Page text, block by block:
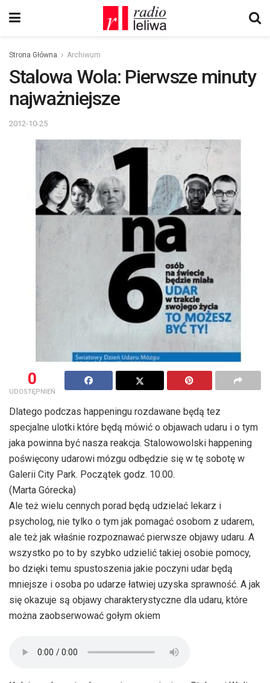
Strona Główna Archiwum
Stalowa Wola: Pierwsze minuty
najważniejsze
2012-10-25
0
UDOSTĘPNIEŃ
Dlatego podczas happeningu rozdawane będą tez
specjalne ulotki które będą mówić o objawach udaru i o tym
jaka powinna być nasza reakcja. Stalowowolski happening
poświęcony udarowi mózgu odbędzie się w tę sobotę w
Galerii City Park. Początek godz. 10.00.
(Marta Górecka)
Ale też wielu cennych porad będą udzielać lekarz i
psycholog, nie tylko o tym jak pomagać osobom z udarem,
ale też jak właśnie rozpoznawać pierwsze objawy udaru. A
wszystko po to by szybko udzielić takiej osobie pomocy,
bo dzięki temu spustoszenia jakie poczyni udar będą
mniejsze i osoba po udarze łatwiej uzyska sprawność. A jak
się okazuje są objawy charakterystyczne dla udaru, które
można zaobserwować gołym okiem